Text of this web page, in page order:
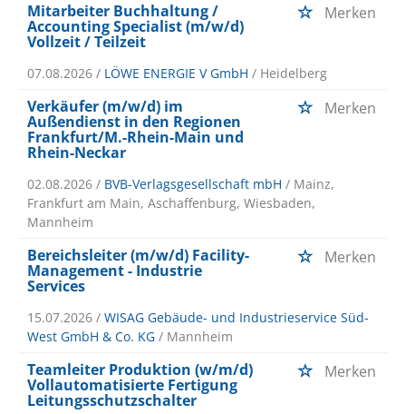
Mitarbeiter Buchhaltung /
Accounting Specialist (m/w/d)
Vollzeit / Teilzeit
Merken
07.08.2026 / LÖWE ENERGIE V GmbH / Heidelberg
Verkäufer (m/w/d) im
Außendienst in den Regionen
Frankfurt/M.-Rhein-Main und
Rhein-Neckar
Merken
02.08.2026 / BVB-Verlagsgesellschaft mbH / Mainz,
Frankfurt am Main, Aschaffenburg, Wiesbaden,
Mannheim
Bereichsleiter (m/w/d) Facility-
Management - Industrie
Services
Merken
15.07.2026 / WISAG Gebäude- und Industrieservice Süd-
West GmbH & Co. KG / Mannheim
Teamleiter Produktion (w/m/d)
Vollautomatisierte Fertigung
Leitungsschutzschalter
Merken